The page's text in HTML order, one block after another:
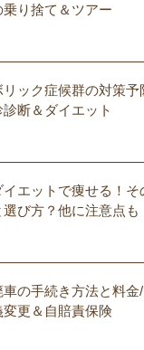
乗り捨て＆ツアー
リック症候群の対策
診断＆ダイエット
イエットで痩せる！そ
選び方？他に注意点も
車の手続き方法と料金
変更＆自賠責保険